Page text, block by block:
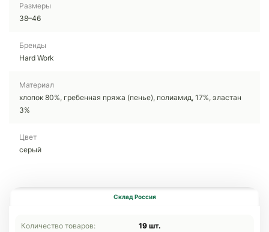
Размеры
38–46
Бренды
Hard Work
Материал
хлопок 80%, гребенная пряжа (пенье), полиамид, 17%, эластан
3%
Цвет
серый
Склад Россия
Количество товаров:
19 шт.